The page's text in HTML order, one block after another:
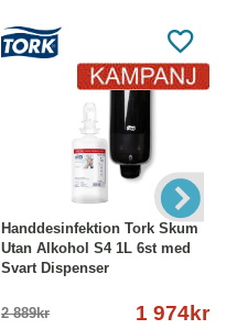
Handdesinfektion Tork Skum
Utan Alkohol S4 1L 6st med
Svart Dispenser
2 889kr 1 974kr